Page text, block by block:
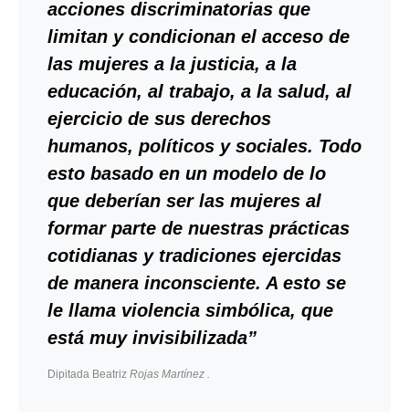
acciones discriminatorias que
limitan y condicionan el acceso de
las mujeres a la justicia, a la
educación, al trabajo, a la salud, al
ejercicio de sus derechos
humanos, políticos y sociales. Todo
esto basado en un modelo de lo
que deberían ser las mujeres al
formar parte de nuestras prácticas
cotidianas y tradiciones ejercidas
de manera inconsciente. A esto se
le llama violencia simbólica, que
está muy invisibilizada”
Dipitada Beatriz Rojas Martínez .